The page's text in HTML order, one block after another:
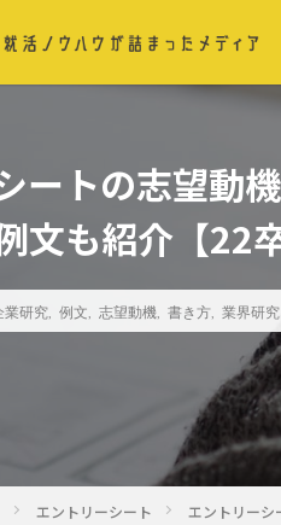
ートの志望動
文も紹介【22卒
業研究 例文 志望動機 書き方 業界研究
エントリーシート エントリーシ